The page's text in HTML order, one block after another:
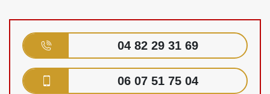
04 82 29 31 69
06 07 51 75 04